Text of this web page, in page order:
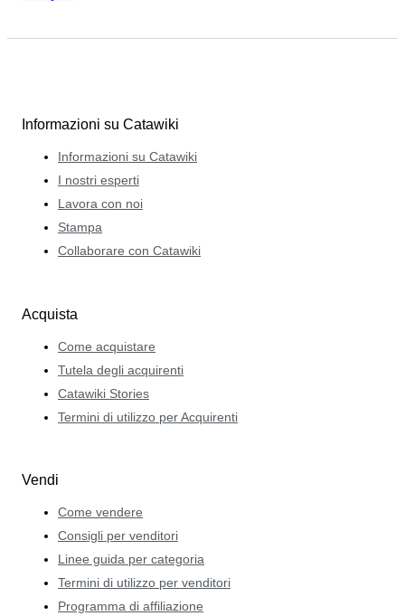
Informazioni su Catawiki
Informazioni su Catawiki
I nostri esperti
Lavora con noi
Stampa
Collaborare con Catawiki
Acquista
Come acquistare
Tutela degli acquirenti
Catawiki Stories
Termini di utilizzo per Acquirenti
Vendi
Come vendere
Consigli per venditori
Linee guida per categoria
Termini di utilizzo per venditori
Programma di affiliazione